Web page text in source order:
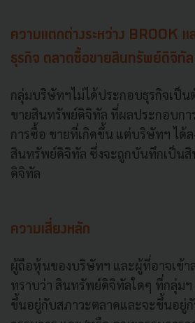
ความแตกต่างระหว่าง BROOK แ
ธุรกิจ ตลาดซื้อขายสินทรัพย์ดิจิทัล
กลุ่มบริษัทฯไม่ได้ประกอบธุรกิจเป็น
ขายสินทรัพย์ดิจิทัล ที่ผลประกอบก
การซื้อ ขายที่เกิดขึ้น แต่บริษัทฯ ได้
สินทรัพย์ดิจิทัล ซึ่งจะถูกบันทึกเป็น
ดิจิทัล
ความเสี่ยงหลัก
ผู้ถือหุ้นของบริษัทฯ และผู้ที่อาจเข้า
ทราบว่า สินทรัพย์ดิจิทัลใดๆ ที่กลุ่มฯ
ขึ้นอยู่กับสภาวะตลาดและจะขึ้นอยู่